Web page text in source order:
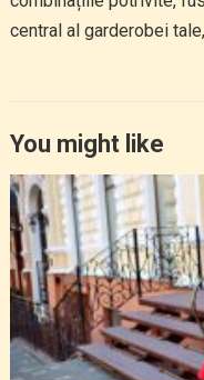
central al garderobei
You might like